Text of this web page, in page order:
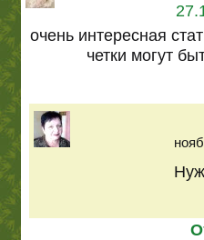
очень интересная
четки могут